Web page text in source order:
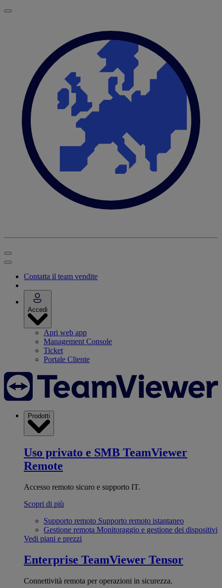
Contatta il team vendite
Accedi
Apri web app
Management Console
Ticket
Portale Cliente
Prodotti
Uso privato e SMB TeamViewer
Remote
Accesso remoto sicuro e supporto IT.
Scopri di più
Supporto remoto Supporto remoto istantaneo
Gestione remota Monitoraggio e gestione dei dispositivi
Vedi piani e prezzi
Enterprise TeamViewer Tensor
Connettività remota per operazioni in sicurezza.